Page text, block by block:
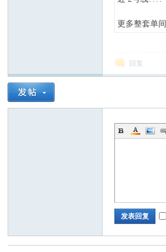
更多整套单
回复
发表回复